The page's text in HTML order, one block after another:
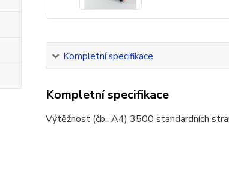
Kompletní specifikace
Kompletní specifikace
Výtěžnost (čb., A4) 3500 standardních